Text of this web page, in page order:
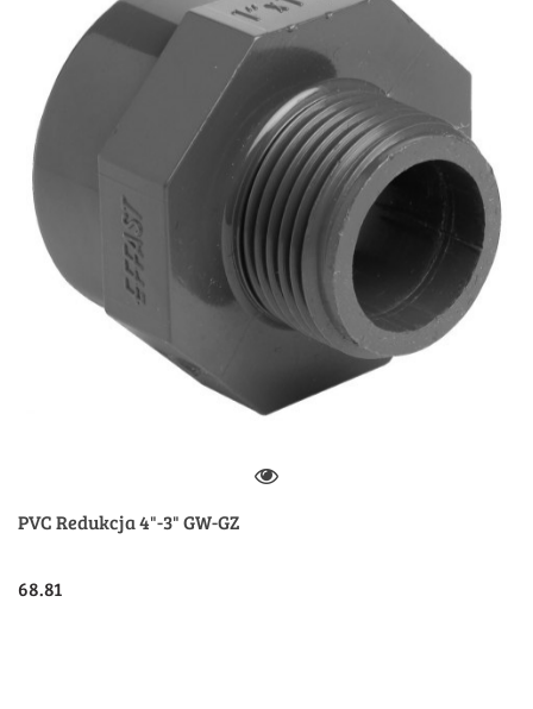
PVC Redukcja 4"-3" GW-GZ
68.81